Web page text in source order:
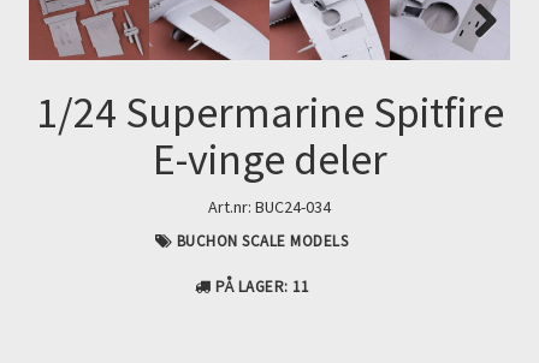
Next
1/24 Supermarine Spitfire
E-vinge deler
Art.nr: BUC24-034
BUCHON SCALE MODELS
PÅ LAGER: 11